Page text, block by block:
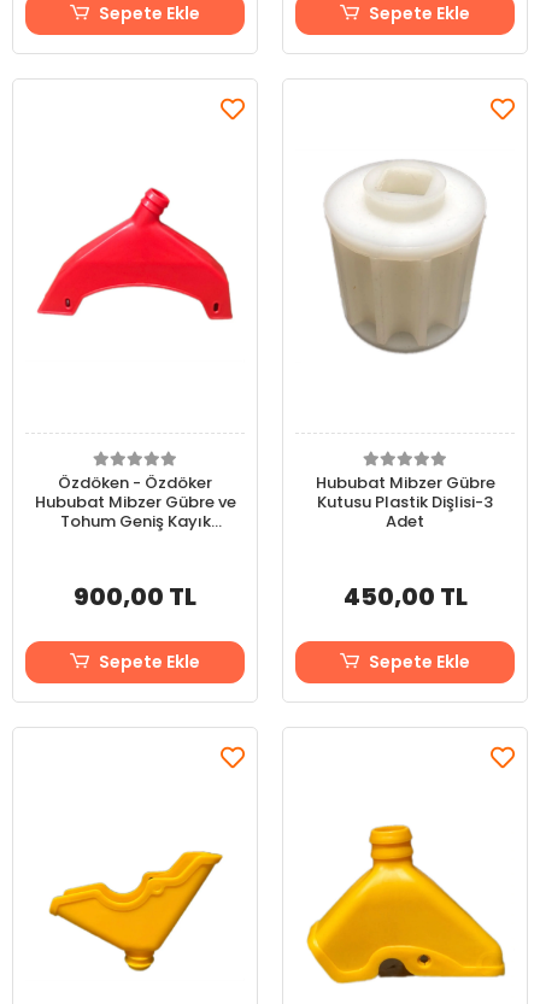
Sepete Ekle Sepete Ekle
Özdöken - Özdöker
Hububat Mibzer Gübre ve
Tohum Geniş Kayık
900,00 TL
Sepete Ekle
Hububat Mibzer Gübre
Kutusu Plastik Dişlisi-3
Adet
450,00 TL
Sepete Ekle